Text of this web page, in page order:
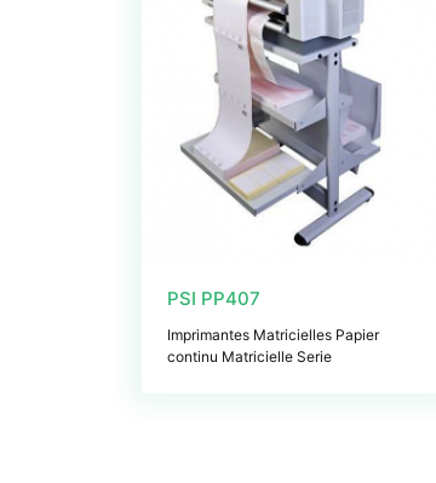
PSI PP407
Imprimantes Matricielles Papier
continu Matricielle Serie